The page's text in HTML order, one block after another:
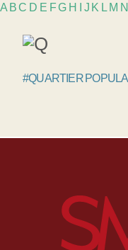
A BC D E FG H J K L M
#QUARTIER